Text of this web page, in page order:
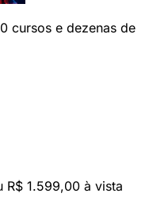
cursos e dezenas de
R$ 1.599,00 à vista